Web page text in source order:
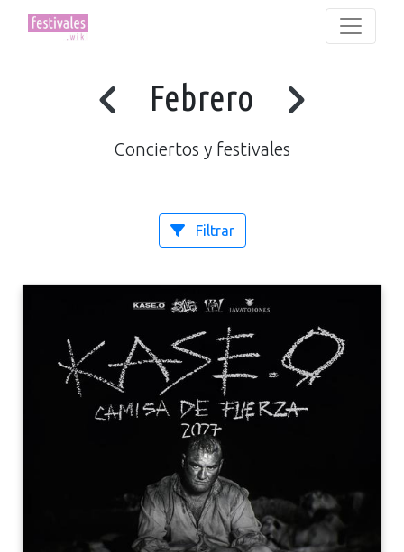
Febrero
Conciertos y festivales
Filtrar